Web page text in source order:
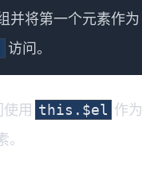
并将第一个元素作为
访问。
用 this.$el 作为